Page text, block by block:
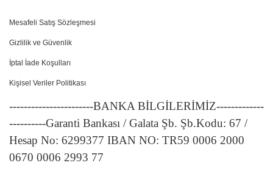
Mesafeli Satış Sözleşmesi
Gizlilik ve Güvenlik
İptal İade Koşulları
Kişisel Veriler Politikası
-----------------------BANKA BİLGİLERİMİZ-------------
----------Garanti Bankası / Galata Şb. Şb.Kodu: 67 /
Hesap No: 6299377 IBAN NO: TR59 0006 2000
0670 0006 2993 77